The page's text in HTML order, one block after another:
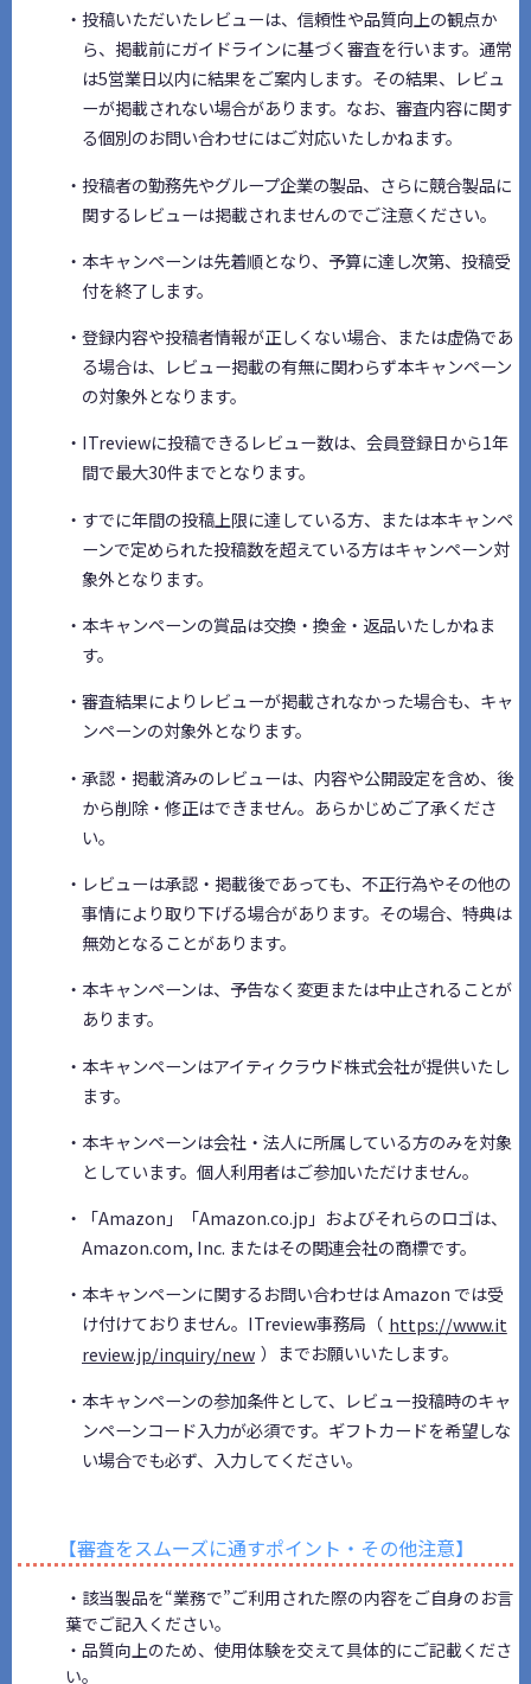
・投稿いただいたレビューは、信頼性や品質向上の観点か
ら、掲載前にガイドラインに基づく審査を行います。通常
は5営業日以内に結果をご案内します。その結果、レビュ
ーが掲載されない場合があります。なお、審査内容に関す
る個別のお問い合わせにはご対応いたしかねます。
・投稿者の勤務先やグループ企業の製品、さらに競合製品に
関するレビューは掲載されませんのでご注意ください。
・本キャンペーンは先着順となり、予算に達し次第、投稿受
付を終了します。
・登録内容や投稿者情報が正しくない場合、または虚偽であ
る場合は、レビュー掲載の有無に関わらず本キャンペーン
の対象外となります。
・ITreviewに投稿できるレビュー数は、会員登録日から1年
間で最大30件までとなります。
・すでに年間の投稿上限に達している方、または本キャンペ
ーンで定められた投稿数を超えている方はキャンペーン対
象外となります。
・本キャンペーンの賞品は交換・換金・返品いたしかねま
す。
・審査結果によりレビューが掲載されなかった場合も、キャ
ンペーンの対象外となります。
・承認・掲載済みのレビューは、内容や公開設定を含め、後
から削除・修正はできません。あらかじめご了承くださ
い。
・レビューは承認・掲載後であっても、不正行為やその他の
事情により取り下げる場合があります。その場合、特典は
無効となることがあります。
・本キャンペーンは、予告なく変更または中止されることが
あります。
・本キャンペーンはアイティクラウド株式会社が提供いたし
ます。
・本キャンペーンは会社・法人に所属している方のみを対象
としています。個人利用者はご参加いただけません。
・「Amazon」「Amazon.co.jp」およびそれらのロゴは、
Amazon.com, Inc. またはその関連会社の商標です。
・本キャンペーンに関するお問い合わせは Amazon では受
け付けておりません。ITreview事務局（ https://www.it
review.jp/inquiry/new ）までお願いいたします。
・本キャンペーンの参加条件として、レビュー投稿時のキャ
ンペーンコード入力が必須です。ギフトカードを希望しな
い場合でも必ず、入力してください。
【審査をスムーズに通すポイント・その他注意】
・該当製品を“業務で”ご利用された際の内容をご自身のお言
葉でご記入ください。
・品質向上のため、使用体験を交えて具体的にご記載くださ
い。